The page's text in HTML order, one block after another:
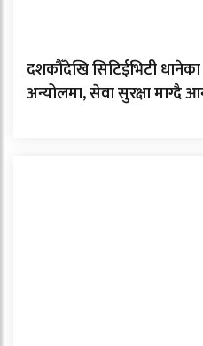
दशकौँदेखि सिटिईभिटी
अन्योलमा, सेवा सुरक्षा माग्दै